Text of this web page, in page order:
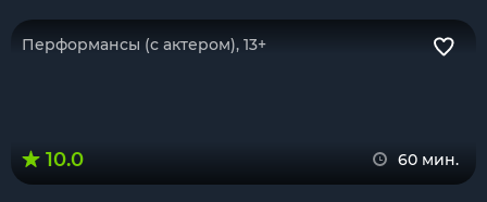
Перформансы (с актером), 13+
10.0 60 мин.